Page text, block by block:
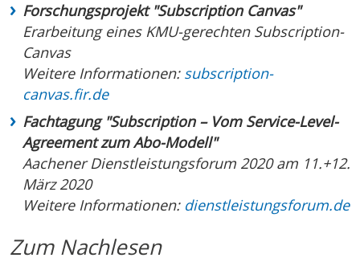
Forschungsprojekt "Subscription Canvas"
Erarbeitung eines KMU-gerechten Subscription-
Canvas
Weitere Informationen: subscription-
canvas.fir.de
Fachtagung "Subscription – Vom Service-Level-
Agreement zum Abo-Modell"
Aachener Dienstleistungsforum 2020 am 11.+12.
März 2020
Weitere Informationen: dienstleistungsforum.de
Zum Nachlesen